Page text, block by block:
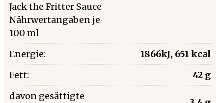
Jack the Fritter Sauce
Nährwertangaben je
100 ml
Energie:
1866kJ, 651 kcal
Fett:
42 g
davon gesättigte